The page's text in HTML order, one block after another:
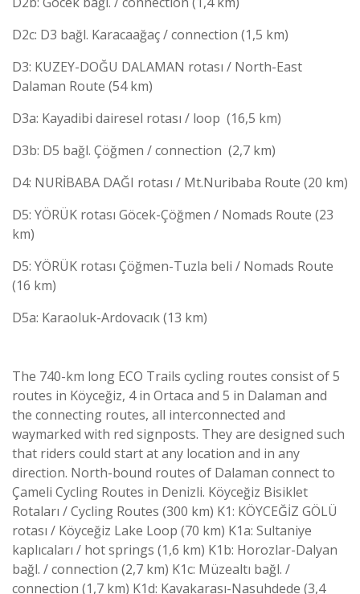
D2c: D3 bağl. Karacaağaç / connection (1,5 km)
D3: KUZEY-DOĞU DALAMAN rotası / North-East
Dalaman Route (54 km)
D3a: Kayadibi dairesel rotası / loop (16,5 km)
D3b: D5 bağl. Çöğmen / connection (2,7 km)
D4: NURİBABA DAĞI rotası / Mt.Nuribaba Route (20 km)
D5: YÖRÜK rotası Göcek-Çöğmen / Nomads Route (23
km)
D5: YÖRÜK rotası Çöğmen-Tuzla beli / Nomads Route
(16 km)
D5a: Karaoluk-Ardovacık (13 km)
The 740-km long ECO Trails cycling routes consist of 5
routes in Köyceğiz, 4 in Ortaca and 5 in Dalaman and
the connecting routes, all interconnected and
waymarked with red signposts. They are designed such
that riders could start at any location and in any
direction. North-bound routes of Dalaman connect to
Çameli Cycling Routes in Denizli. Köyceğiz Bisiklet
Rotaları / Cycling Routes (300 km) K1: KÖYCEĞİZ GÖLÜ
rotası / Köyceğiz Lake Loop (70 km) K1a: Sultaniye
kaplıcaları / hot springs (1,6 km) K1b: Horozlar-Dalyan
bağl. / connection (2,7 km) K1c: Müzealtı bağl. /
connection (1,7 km) K1d: Kavakarası-Nasuhdede (3,4